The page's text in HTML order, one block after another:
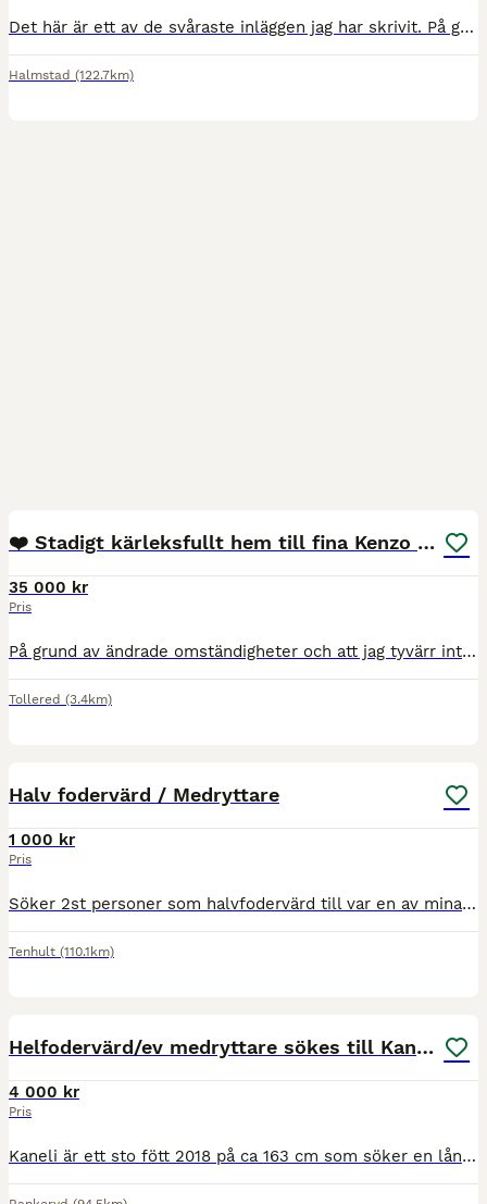
Det här är ett av de svåraste inläggen jag har skrivit. På grund av utmattning behöver jag prioritera min återhämtning under en period. Därför söker jag en trygg, erfaren och ödmjuk person som som vil
Halmstad (122.7km)
❤️ Stadigt kärleksfullt hem till fina Kenzo ❤️
35 000 kr
Pris
På grund av ändrade omständigheter och att jag tyvärr inte kan ha två hästar söker nu vår älskade Kenzo sitt nya, för alltid-hem. Kenzo är en känslig och vänlig kille på 158 cm som tar lite tid att l
Tollered (3.4km)
Halv fodervärd / Medryttare
1 000 kr
Pris
Söker 2st personer som halvfodervärd till var en av mina 2 hästar ca 3 dagar i veckan möjlighet till extradagar finns om man känner att man vill åka extra. ☺️ Vill man åka mindre dagar kan medryttare
Tenhult (110.1km)
Helfodervärd/ev medryttare sökes till Kaneli
4 000 kr
Pris
Kaneli är ett sto fött 2018 på ca 163 cm som söker en långsiktig helfodervärd. Hon är en trevlig och allsidig häst med egen personlighet. Under ridning är hon positiv, känslig och arbetsvillig och up